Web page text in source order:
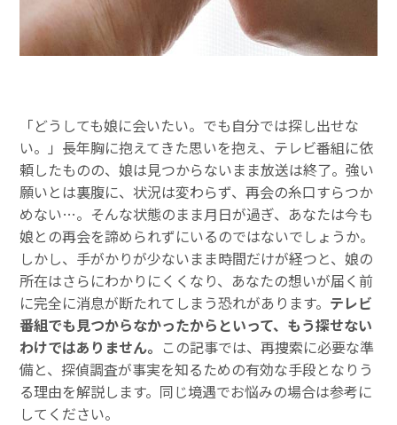
「どうしても娘に会いたい。でも自分では探し出せな
い。」長年胸に抱えてきた思いを抱え、テレビ番組に依
頼したものの、娘は見つからないまま放送は終了。強い
願いとは裏腹に、状況は変わらず、再会の糸口すらつか
めない…。そんな状態のまま月日が過ぎ、あなたは今も
娘との再会を諦められずにいるのではないでしょうか。
しかし、手がかりが少ないまま時間だけが経つと、娘の
所在はさらにわかりにくくなり、あなたの想いが届く前
に完全に消息が断たれてしまう恐れがあります。 テレビ
番組でも見つからなかったからといって、もう探せない
わけではありません。 この記事では、再捜索に必要な準
備と、探偵調査が事実を知るための有効な手段となりう
る理由を解説します。同じ境遇でお悩みの場合は参考に
してください。